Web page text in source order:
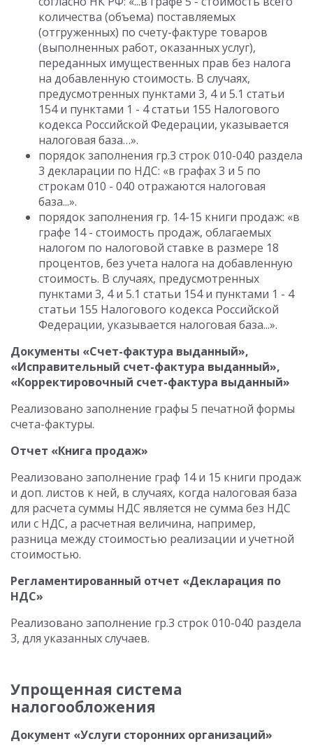
количества (объема) поставляемых
(отгруженных) по счету-фактуре товаров
(выполненных работ, оказанных услуг),
переданных имущественных прав без налога
на добавленную стоимость. В случаях,
предусмотренных пунктами 3, 4 и 5.1 статьи
154 и пунктами 1 - 4 статьи 155 Налогового
кодекса Российской Федерации, указывается
налоговая база…».
порядок заполнения гр.3 строк 010-040 раздела
3 декларации по НДС: «в графах 3 и 5 по
строкам 010 - 040 отражаются налоговая
база...».
порядок заполнения гр. 14-15 книги продаж: «в
графе 14 - стоимость продаж, облагаемых
налогом по налоговой ставке в размере 18
процентов, без учета налога на добавленную
стоимость. В случаях, предусмотренных
пунктами 3, 4 и 5.1 статьи 154 и пунктами 1 - 4
статьи 155 Налогового кодекса Российской
Федерации, указывается налоговая база...».
Документы «Счет-фактура выданный»,
«Исправительный счет-фактура выданный»,
«Корректировочный счет-фактура выданный»
Реализовано заполнение графы 5 печатной формы
счета-фактуры.
Отчет «Книга продаж»
Реализовано заполнение граф 14 и 15 книги продаж
и доп. листов к ней, в случаях, когда налоговая база
для расчета суммы НДС является не сумма без НДС
или с НДС, а расчетная величина, например,
разница между стоимостью реализации и учетной
стоимостью.
Регламентированный отчет «Декларация по
НДС»
Реализовано заполнение гр.3 строк 010-040 раздела
3, для указанных случаев.
Упрощенная система
налогообложения
Документ «Услуги сторонних организаций»